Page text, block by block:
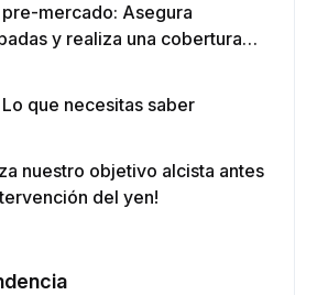
mercado: Asegura
y realiza una cobertura
que necesitas saber
nuestro objetivo alcista antes
del yen!